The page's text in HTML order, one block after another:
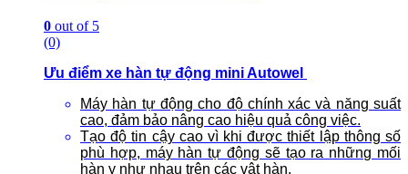
0 out of 5
(0)
Ưu điểm xe hàn tự động mini Autowel
Máy hàn tự động cho độ chính xác và năng suất
cao, đảm bảo nâng cao hiệu quả công việc.
Tạo độ tin cậy cao vì khi được thiết lập thông số
phù hợp, máy hàn tự động sẽ tạo ra những mối
hàn y như nhau trên các vật hàn.